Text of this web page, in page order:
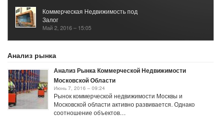
Коммерческая Недвижимость под
Залог
Май 2, 2016 – 15:05
Каталог Коммерческой
Сентябрь 8, 2016 – 06:49
Анализ рынка
Анализ Рынка Коммерческой Недвижимости
Московской Области
Июнь 7, 2016 – 09:24
Рынок коммерческой недвижимости Москвы и
Московской области активно развивается. Однако
соотношение объектов…